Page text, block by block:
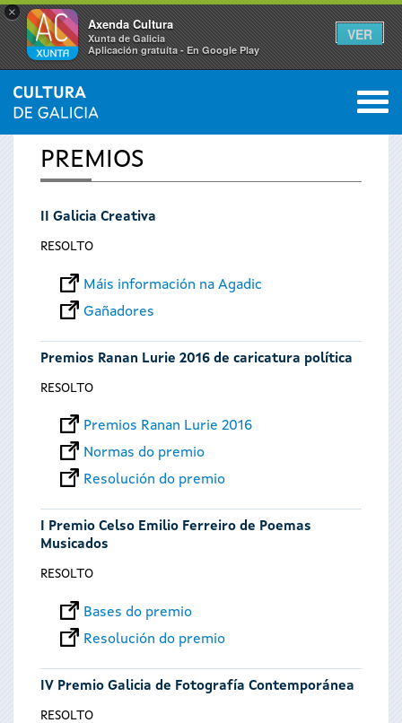
×
Axenda Cultura
Xunta de Galicia
Aplicación gratuíta - En Google Play
VER
Vostede
está
aquí
INICIO 0
PREMIOS
II Galicia Creativa
RESOLTO
Máis información na Agadic
Gañadores
Premios Ranan Lurie 2016 de caricatura política
RESOLTO
Premios Ranan Lurie 2016
Normas do premio
Resolución do premio
I Premio Celso Emilio Ferreiro de Poemas
Musicados
RESOLTO
Bases do premio
Resolución do premio
IV Premio Galicia de Fotografía Contemporánea
RESOLTO